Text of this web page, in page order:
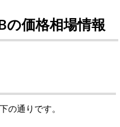
価格相場情報
の通りです。